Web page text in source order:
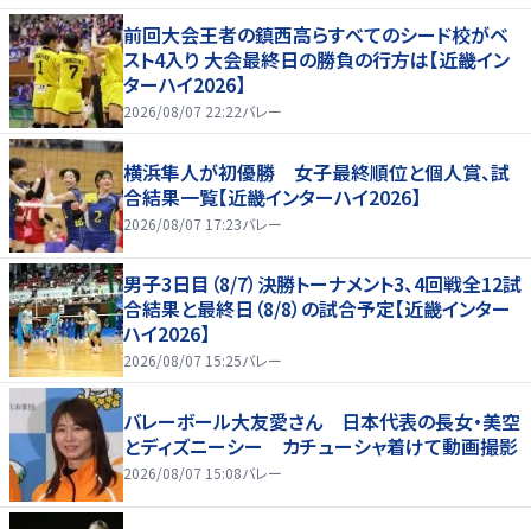
前回大会王者の鎮西高らすべてのシード校がベ
スト4入り 大会最終日の勝負の行方は【近畿イン
ターハイ2026】
2026/08/07 22:22バレー
横浜隼人が初優勝 女子最終順位と個人賞、試
合結果一覧【近畿インターハイ2026】
2026/08/07 17:23バレー
男子3日目（8/7）決勝トーナメント3、4回戦全12試
合結果と最終日（8/8）の試合予定【近畿インター
ハイ2026】
2026/08/07 15:25バレー
バレーボール大友愛さん 日本代表の長女・美空
とディズニーシー カチューシャ着けて動画撮影
2026/08/07 15:08バレー